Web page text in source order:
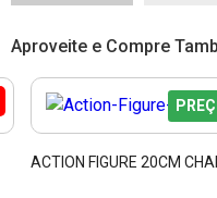
Aproveite e Compre
ACTION FIGURE 20CM